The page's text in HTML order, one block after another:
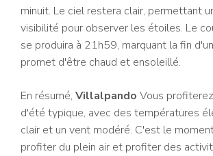
minuit. Le ciel restera clair, permettant
visibilité pour observer les étoiles. Le
se produira à 21h59, marquant la fin
promet d'être chaud et ensoleillé.
En résumé, Villalpando Vous
d'été typique, avec des températures
clair et un vent modéré. C'est le
profiter du plein air et profiter des